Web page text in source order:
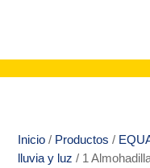
Inicio / Productos /
lluvia y luz / 1